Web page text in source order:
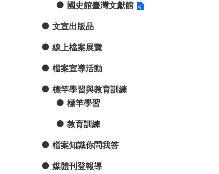
國史館臺灣文獻館
文宣出版品
線上檔案展覽
檔案宣導活動
標竿學習與教育訓練
標竿學習
教育訓練
檔案知識你問我答
媒體刊登報導